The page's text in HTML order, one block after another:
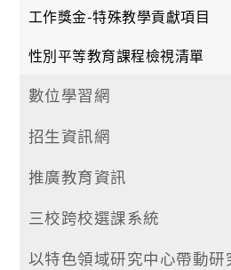
工作獎金-特殊教學貢獻項目
性別平等教育課程檢視清單
數位學習網
招生資訊網
推廣教育資訊
三校跨校選課系統
以特色領域研究中心帶動研